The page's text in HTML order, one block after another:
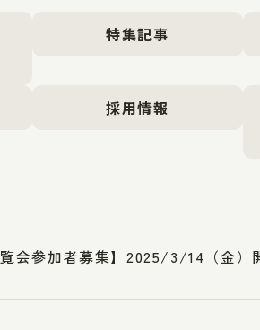
特集記事
採用情報
会参加者募集】2025/3/14（金）